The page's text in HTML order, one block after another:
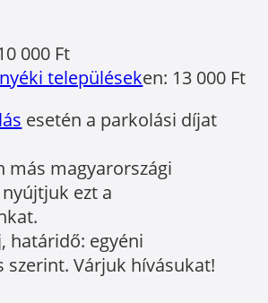
000 Ft
településeken: 13 000 Ft
esetén a parkolási díjat
más magyarországi
ezt a
határidő: egyéni
szerint. Várjuk hívásukat!